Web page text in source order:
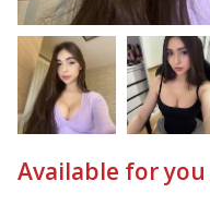
Available for you